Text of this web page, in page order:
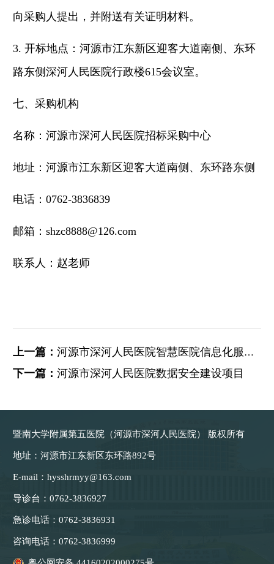
向采购人提出，并附送有关证明材料。
3. 开标地点：河源市江东新区迎客大道南侧、东环
路东侧深河人民医院行政楼615会议室。
七、采购机构
名称：河源市深河人民医院招标采购中心
地址：河源市江东新区迎客大道南侧、东环路东侧
电话： 0762-3836839
邮箱： shzc8888@126.com
联系人：赵老师
上一篇： 河源市深河人民医院智慧医院信息化服务能力提升建设项...
下一篇： 河源市深河人民医院数据安全建设项目
暨南大学附属第五医院（河源市深河人民医院） 版权所有
地址： 河源市江东新区东环路892号
E-mail： hysshrmyy@163.com
导诊台： 0762-3836927
急诊电话： 0762-3836931
咨询电话： 0762-3836999